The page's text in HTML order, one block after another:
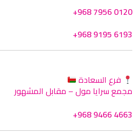
+968 7956 0120
+968 9195 6193
فرع السعادة
مجمع سرايا مول – مقابل المشهور
+968 9466 4663